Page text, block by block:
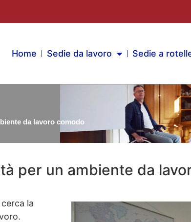
Home Sedie da lavoro Sedie a
da lavoro comodo
per un ambiente da
la